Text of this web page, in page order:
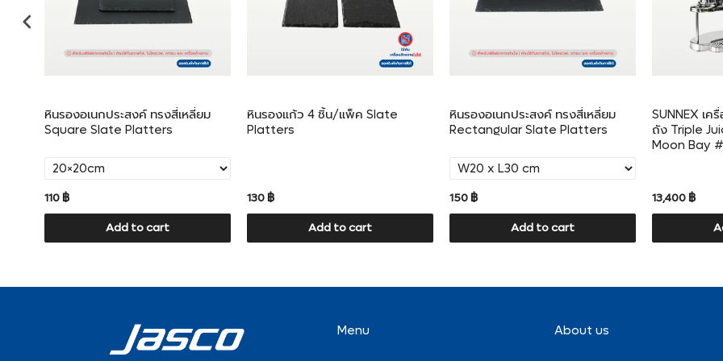
หินรองอเนกประสงค์ ทรงสี่เหลี่ยม
Square Slate Platters
110 ฿
Add to cart
หินรองแก้ว 4 ชิ้น/แพ็ค Slate
Platters
130 ฿
Add to cart
หินรองอเนกประสงค์ ทรงสี่เหลี่ยม
Rectangular Slate Platters
150 ฿
Add to cart
SUNNEX เค
ถัง Triple
Moon Bay
13,400 ฿
Menu About us